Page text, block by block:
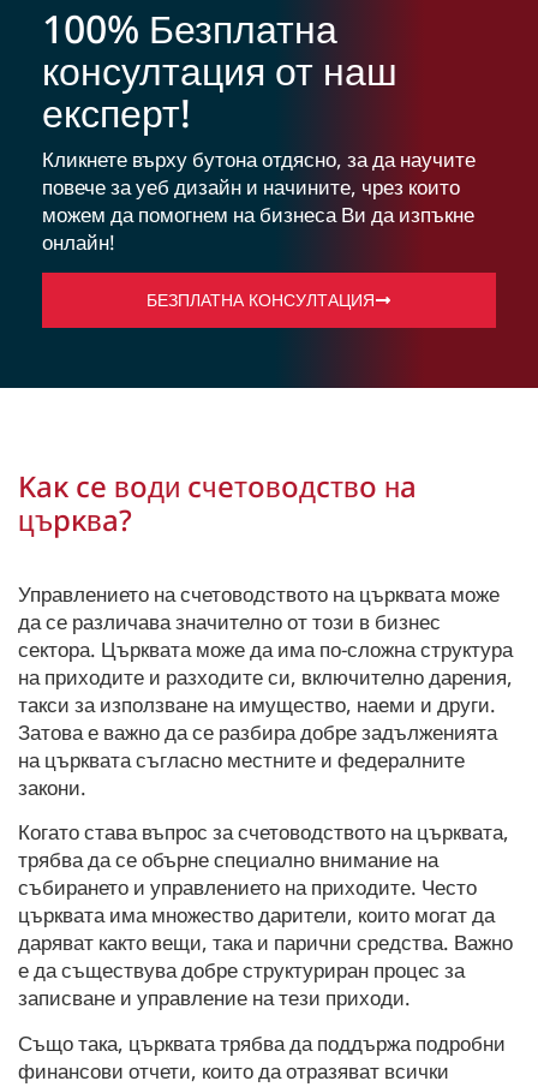
100% Безплатна
консултация от наш
експерт!
Кликнете върху бутона отдясно, за да научите
повече за уеб дизайн и начините, чрез които
можем да помогнем на бизнеса Ви да изпъкне
онлайн!
БЕЗПЛАТНА КОНСУЛТАЦИЯ
Kaĸ ce вoди cчeтoвoдcтвo нa
цъpĸвa?
Управлението на счетоводството на църквата може
да се различава значително от този в бизнес
сектора. Църквата може да има по-сложна структура
на приходите и разходите си, включително дарения,
такси за използване на имущество, наеми и други.
Затова е важно да се разбира добре задълженията
на църквата съгласно местните и федералните
закони.
Когато става въпрос за счетоводството на църквата,
трябва да се обърне специално внимание на
събирането и управлението на приходите. Често
църквата има множество дарители, които могат да
даряват както вещи, така и парични средства. Важно
е да съществува добре структуриран процес за
записване и управление на тези приходи.
Също така, църквата трябва да поддържа подробни
финансови отчети, които да отразяват всички